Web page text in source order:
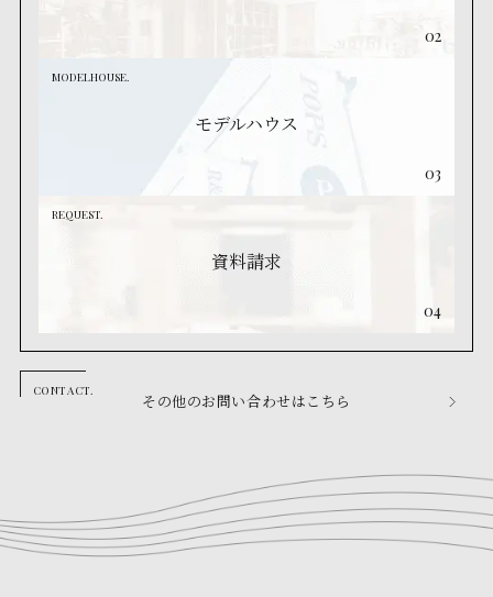
02
MODELHOUSE.
モデルハウス
03
REQUEST.
資料請求
04
その他のお問い合わせはこちら